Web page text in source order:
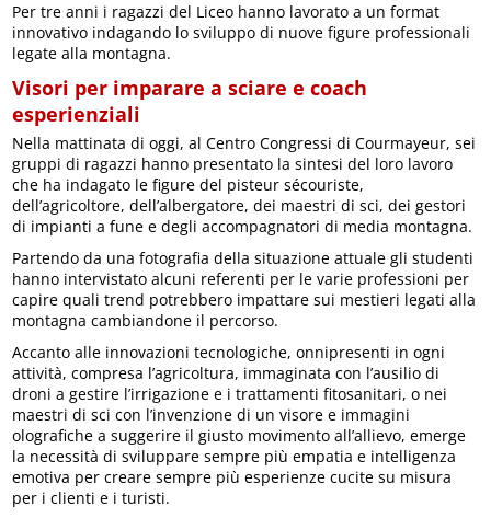
Per tre anni i ragazzi del Liceo hanno lavorato a un format
innovativo indagando lo sviluppo di nuove figure professionali
legate alla montagna.
Visori per imparare a sciare e coach
esperienziali
Nella mattinata di oggi, al Centro Congressi di Courmayeur, sei
gruppi di ragazzi hanno presentato la sintesi del loro lavoro
che ha indagato le figure del pisteur sécouriste,
dell’agricoltore, dell’albergatore, dei maestri di sci, dei gestori
di impianti a fune e degli accompagnatori di media montagna.
Partendo da una fotografia della situazione attuale gli studenti
hanno intervistato alcuni referenti per le varie professioni per
capire quali trend potrebbero impattare sui mestieri legati alla
montagna cambiandone il percorso.
Accanto alle innovazioni tecnologiche, onnipresenti in ogni
attività, compresa l’agricoltura, immaginata con l’ausilio di
droni a gestire l’irrigazione e i trattamenti fitosanitari, o nei
maestri di sci con l’invenzione di un visore e immagini
olografiche a suggerire il giusto movimento all’allievo, emerge
la necessità di sviluppare sempre più empatia e intelligenza
emotiva per creare sempre più esperienze cucite su misura
per i clienti e i turisti.